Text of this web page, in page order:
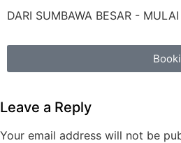
DARI SUMBAWA BESAR -
Leave a Reply
Your email address will not be